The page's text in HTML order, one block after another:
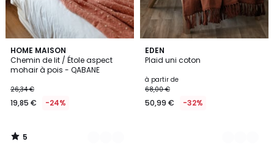
HOME MAISON
Chemin de lit / Étole aspect
mohair à pois - QABANE
26,34 €
19,85 € -24%
5
/
5
2
Couleurs
5
/
EDEN
Plaid uni coton
à partir de
68,00 €
50,99 € -32%
6
Couleurs